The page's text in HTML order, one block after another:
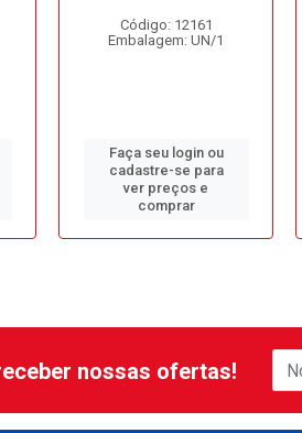
Código: 12161
Embalagem: UN/1
Faça seu login ou
cadastre-se para
ver preços e
comprar
nossas ofertas!